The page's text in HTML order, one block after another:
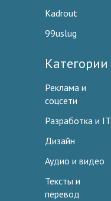
Kadrout
99uslug
Категории
Реклама и
соцсети
Разработка и IT
Дизайн
Аудио и видео
Тексты и
перевод